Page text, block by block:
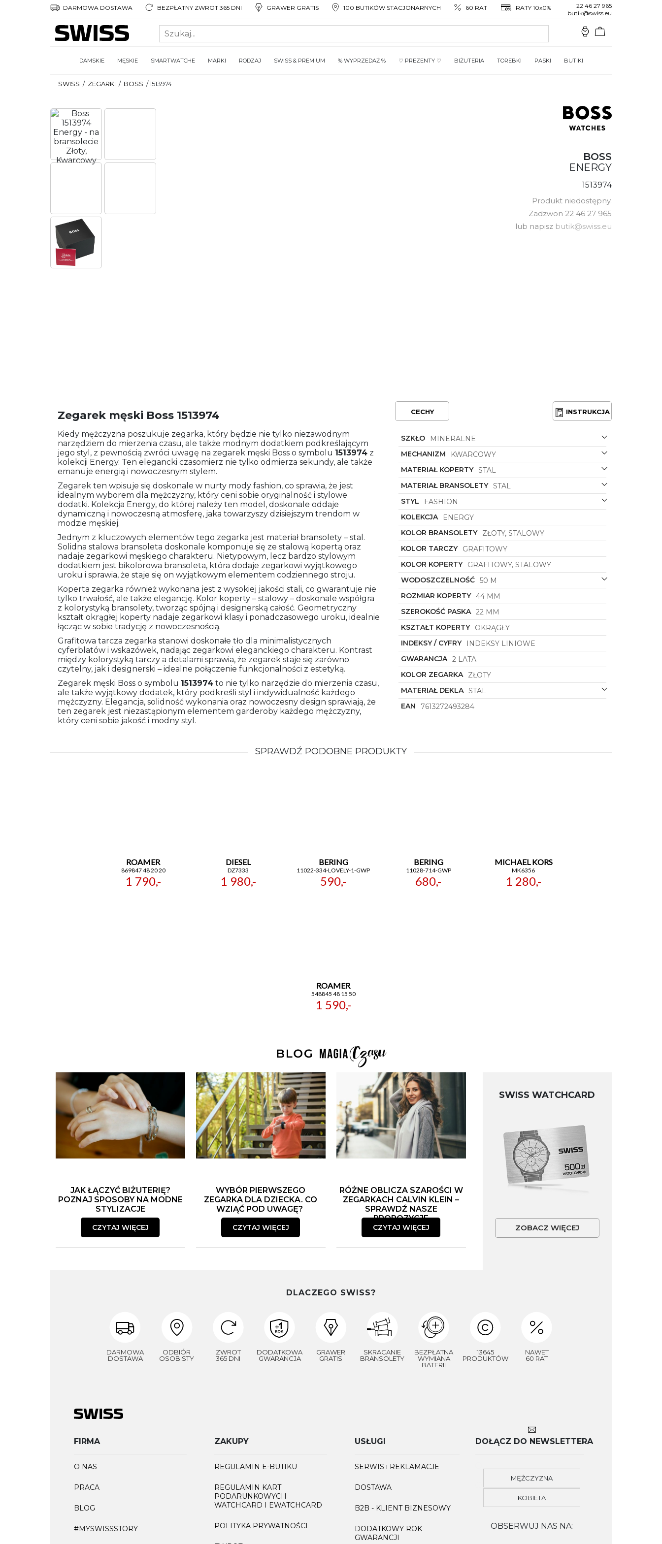
DARMOWA DOSTAWA BEZPŁATNY ZWROT 365 DNI GRAWER GRATIS 100 BUTIKÓW STACJONARNYCH 60 RAT RATY 10x0%
22 46 27 965
butik@swiss.eu
DAMSKIE MĘSKIE SMARTWATCHE MARKI RODZAJ SWISS & PREMIUM % WYPRZEDAŻ % ♡ PREZENTY ♡ BIŻUTERIA TOREBKI PASKI BUTIKI
SWISS / ZEGARKI / BOSS /1513974
BOSS
ENERGY
1513974
Produkt niedostępny.
Zadzwon 22 46 27 965
lub napisz butik@swiss.eu
Zegarek męski Boss 1513974
Kiedy mężczyzna poszukuje zegarka, który będzie nie tylko niezawodnym
narzędziem do mierzenia czasu, ale także modnym dodatkiem podkreślającym
jego styl, z pewnością zwróci uwagę na zegarek męski Boss o symbolu 1513974 z
kolekcji Energy. Ten elegancki czasomierz nie tylko odmierza sekundy, ale także
emanuje energią i nowoczesnym stylem.
Zegarek ten wpisuje się doskonale w nurty mody fashion, co sprawia, że jest
idealnym wyborem dla mężczyzny, który ceni sobie oryginalność i stylowe
dodatki. Kolekcja Energy, do której należy ten model, doskonale oddaje
dynamiczną i nowoczesną atmosferę, jaka towarzyszy dzisiejszym trendom w
modzie męskiej.
Jednym z kluczowych elementów tego zegarka jest materiał bransolety – stal.
Solidna stalowa bransoleta doskonale komponuje się ze stalową kopertą oraz
nadaje zegarkowi męskiego charakteru. Nietypowym, lecz bardzo stylowym
dodatkiem jest bikolorowa bransoleta, która dodaje zegarkowi wyjątkowego
uroku i sprawia, że staje się on wyjątkowym elementem codziennego stroju.
Koperta zegarka również wykonana jest z wysokiej jakości stali, co gwarantuje nie
tylko trwałość, ale także elegancję. Kolor koperty – stalowy – doskonale współgra
z kolorystyką bransolety, tworząc spójną i designerską całość. Geometryczny
kształt okrągłej koperty nadaje zegarkowi klasy i ponadczasowego uroku, idealnie
łącząc w sobie tradycję z nowoczesnością.
Grafitowa tarcza zegarka stanowi doskonałe tło dla minimalistycznych
cyferblatów i wskazówek, nadając zegarkowi eleganckiego charakteru. Kontrast
między kolorystyką tarczy a detalami sprawia, że zegarek staje się zarówno
czytelny, jak i designerski – idealne połączenie funkcjonalności z estetyką.
Zegarek męski Boss o symbolu 1513974 to nie tylko narzędzie do mierzenia czasu,
ale także wyjątkowy dodatek, który podkreśli styl i indywidualność każdego
mężczyzny. Elegancja, solidność wykonania oraz nowoczesny design sprawiają, że
ten zegarek jest niezastąpionym elementem garderoby każdego mężczyzny,
który ceni sobie jakość i modny styl.
CECHY INSTRUKCJA
SZKŁO
MINERALNE
MECHANIZM
KWARCOWY
MATERIAŁ KOPERTY STAL
MATERIAŁ BRANSOLETY STAL
STYL
FASHION
KOLEKCJA
ENERGY
KOLOR BRANSOLETY
ZŁOTY, STALOWY
KOLOR TARCZY
GRAFITOWY
KOLOR KOPERTY
GRAFITOWY, STALOWY
WODOSZCZELNOŚĆ 50 M
ROZMIAR KOPERTY 44 MM
SZEROKOŚĆ PASKA 22 MM
KSZTAŁT KOPERTY
OKRĄGŁY
INDEKSY / CYFRY
INDEKSY LINIOWE
GWARANCJA 2 LATA
KOLOR ZEGARKA
ZŁOTY
MATERIAŁ DEKLA STAL
EAN
7613272493284
SPRAWDŹ PODOBNE PRODUKTY
ROAMER
869847 48 20 20
1 790,-
DIESEL
DZ7333
1 980,-
BERING
11022-334-LOVELY-1-GWP
590,-
BERING
11028-714-GWP
680,-
MICHAEL KORS
MK6356
1 280,-
ROAMER
548845 48 15 50
1 590,-
JAK ŁĄCZYĆ BIŻUTERIĘ?
POZNAJ SPOSOBY NA MODNE
STYLIZACJE
CZYTAJ WIĘCEJ
WYBÓR PIERWSZEGO
ZEGARKA DLA DZIECKA. CO
WZIĄĆ POD UWAGĘ?
CZYTAJ WIĘCEJ
RÓŻNE OBLICZA SZAROŚCI W
ZEGARKACH CALVIN KLEIN –
SPRAWDŹ NASZE
PROPOZYCJE
CZYTAJ WIĘCEJ
SWISS WATCHCARD
ZOBACZ WIĘCEJ
DLACZEGO SWISS?
DARMOWA
DOSTAWA
ODBIÓR
OSOBISTY
ZWROT
365 DNI
DODATKOWA
GWARANCJA
GRAWER
GRATIS
SKRACANIE
BRANSOLETY
BEZPŁATNA
WYMIANA
BATERII
13645
PRODUKTÓW
NAWET
60 RAT
FIRMA
O NAS
PRACA
BLOG
#MYSWISSSTORY
ZAKUPY
REGULAMIN E-BUTIKU
REGULAMIN KART
PODARUNKOWYCH
WATCHCARD I EWATCHCARD
POLITYKA PRYWATNOŚCI
USŁUGI
SERWIS i REKLAMACJE
DOSTAWA
B2B - KLIENT BIZNESOWY
DODATKOWY ROK
GWARANCJI
DOŁĄCZ DO NEWSLETTERA
MĘŻCZYZNA
KOBIETA
OBSERWUJ NAS NA: